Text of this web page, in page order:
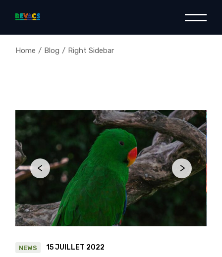
Home Blog Right Sidebar
NEWS 15 JUILLET 2022